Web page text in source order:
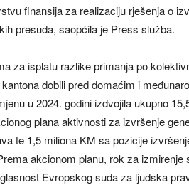
finansija za realizaciju rješenja o
presuda, saopćila je Press služba.
za isplatu razlike primanja po
dobili pred domaćim i
u 2024. godini izdvojila ukupno
plana aktivnosti za izvršenje
te 1,5 miliona KM sa pozicije
akcionom planu, rok za
Evropskog suda za ljudska